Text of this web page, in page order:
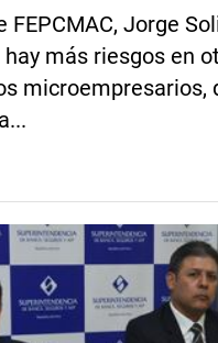
FEPCMAC, Jorge
hay más riesgos en
microempresarios,